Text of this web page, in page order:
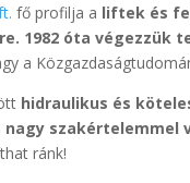
fő profilja a liftek és
1982 óta végezzük
a
hidraulikus és
nagy szakértelemmel
ránk!